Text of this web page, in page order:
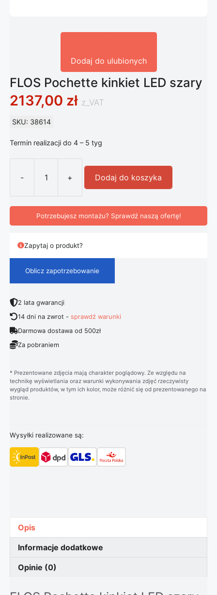
Dodaj do ulubionych
FLOS Pochette kinkiet LED szary
2137,00 zł z_VAT
SKU: 38614
Termin realizacji do 4 – 5 tyg
-
ilość FLOS Pochette kinkiet LED
+ Dodaj do koszyka
Potrzebujesz montażu? Sprawdź naszą ofertę!
Zapytaj o produkt?
Oblicz zapotrzebowanie
2 lata gwarancji
14 dni na zwrot -sprawdź warunki
Darmowa dostawa od 500zł
Za pobraniem
* Prezentowane zdjęcia mają charakter poglądowy. Ze względu na
technikę wyświetlania oraz warunki wykonywania zdjęć rzeczywisty
wygląd produktów, w tym ich kolor, może różnić się od prezentowanego na
stronie.
Wysyłki realizowane są:
Opis
Informacje dodatkowe
Opinie (0)